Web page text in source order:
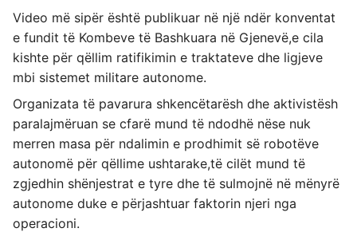
Video më sipër është publikuar në një ndër konventat
e fundit të Kombeve të Bashkuara në Gjenevë,e cila
kishte për qëllim ratifikimin e traktateve dhe ligjeve
mbi sistemet militare autonome.
Organizata të pavarura shkencëtarësh dhe aktivistësh
paralajmëruan se cfarë mund të ndodhë nëse nuk
merren masa për ndalimin e prodhimit së robotëve
autonomë për qëllime ushtarake,të cilët mund të
zgjedhin shënjestrat e tyre dhe të sulmojnë në mënyrë
autonome duke e përjashtuar faktorin njeri nga
operacioni.